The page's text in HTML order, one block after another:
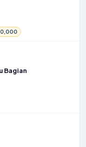
Bagian